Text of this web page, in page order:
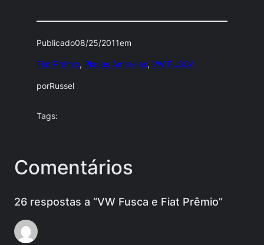
Publicado08/25/2011em
Fiat Prêmio, Placas Amarelas, VW FUSCA
porRussel
Tags:
Comentários
26 respostas a “VW Fusca e Fiat Prêmio”